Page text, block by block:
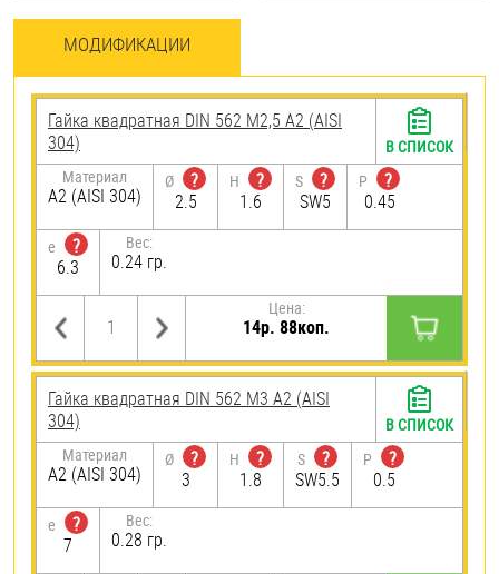
МОДИФИКАЦИИ
Гайка квадратная DIN 562 М2,5 А2 (AISI
304)
Материал
А2 (AISI 304)
Ø
?
2.5
H
?
1.6
S
?
SW5
P
?
0.45
e
?
6.3
Вес:
0.24 гр.
Цена:
14р. 88коп.
В СПИСОК
Гайка квадратная DIN 562 М3 А2 (AISI
304)
Материал
А2 (AISI 304)
Ø
?
3
H
?
1.8
S
?
SW5.5
P
?
0.5
e
?
7
Вес:
0.28 гр.
В СПИСОК